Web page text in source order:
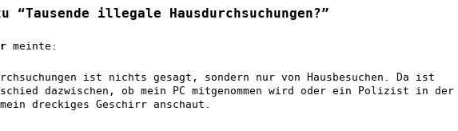
“Tausende illegale Hausdurchsuchungen?”
meinte:
ist nichts gesagt, sondern nur von Hausbesuchen. Da ist
dazwischen, ob mein PC mitgenommen wird oder ein Polizist in der
dreckiges Geschirr anschaut.